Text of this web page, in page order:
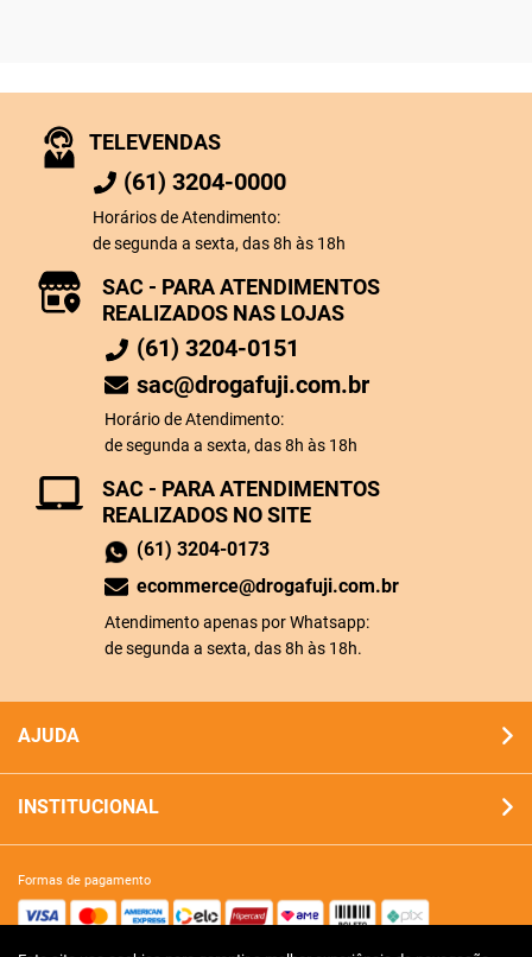
TELEVENDAS
(61) 3204-0000
Horários de Atendimento:
de segunda a sexta, das 8h às 18h
SAC - PARA ATENDIMENTOS
REALIZADOS NO SITE
(61) 3204-0173
ecommerce@drogafuji.com.br
Atendimento apenas por Whatsapp:
de segunda a sexta, das 8h às 18h.
SAC - PARA ATENDIMENTOS
REALIZADOS NAS LOJAS
(61) 3204-0151
sac@drogafuji.com.br
Horário de Atendimento:
de segunda a sexta, das 8h às 18h
AJUDA
INSTITUCIONAL
formas de pagamento